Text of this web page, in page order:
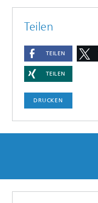
Teilen
TEILEN
TEILEN
DRUCKEN